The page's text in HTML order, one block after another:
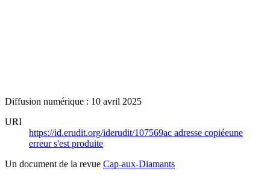
Diffusion numérique : 10 avril 2025
URI
https://id.erudit.org/iderudit/107569ac adresse copiéeune
erreur s'est produite
Un document de la revue Cap-aux-Diamants